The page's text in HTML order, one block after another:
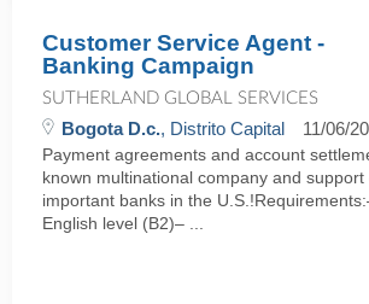
Customer Service Agent -
Banking Campaign
SUTHERLAND GLOBAL SERVICES
Bogota D.c., Distrito Capital 11/06/
Payment agreements and account
known multinational company and
important banks in the
English level (B2)– ...